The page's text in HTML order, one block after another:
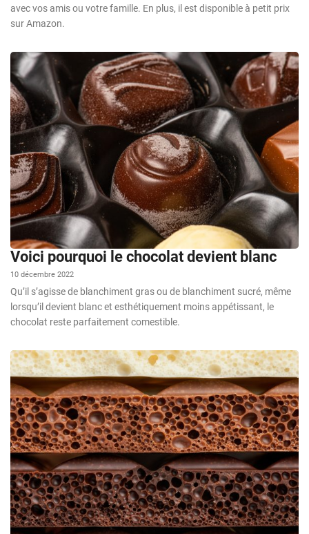
avec vos amis ou votre famille. En plus, il est disponible à petit prix
sur Amazon.
Voici pourquoi le chocolat devient blanc
10 décembre 2022
Qu’il s’agisse de blanchiment gras ou de blanchiment sucré, même
lorsqu’il devient blanc et esthétiquement moins appétissant, le
chocolat reste parfaitement comestible.